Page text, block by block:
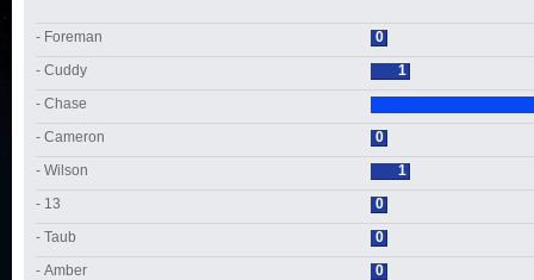
- Foreman
0
- Cuddy
1
- Chase
- Cameron
0
- Wilson
1
- 13
0
- Taub
0
- Amber
0